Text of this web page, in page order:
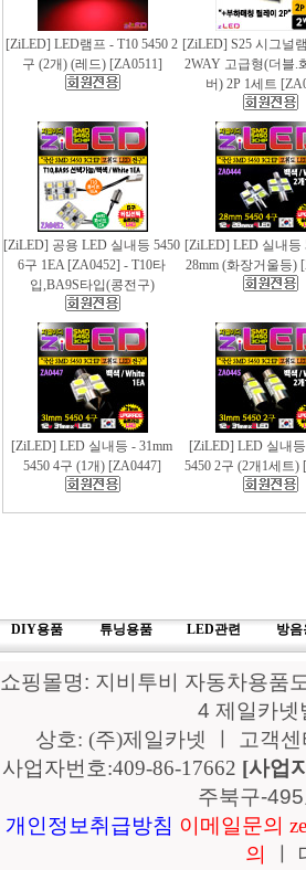
[ZiLED] LED램프 - T10 5450 2
구 (2개) (레드) [ZA0511]
[ZiLED] S25 시그널
2WAY 고급형(더블.
버) 2P 1세트
[ZiLED] 공용 LED 실내등 5450
6구 1EA [ZA0452] - T10타
입,BA9S타입(콩전구)
[ZiLED] LED 실내등
28mm (화장거울등)
[ZiLED] LED 실내등 - 31mm
5450 4구 (1개) [ZA0447]
[ZiLED] LED 실내
5450 2구 (2개1세트)
DIY용품 튜닝용품 LED관련 방음
쇼핑몰명: 지비투비 자동차용품
4 제일카
상호: (주)제일카넷 ㅣ 고객
사업자번호:409-86-17662 [사업
주북구-
개인정보취급방침 이메일문의
의